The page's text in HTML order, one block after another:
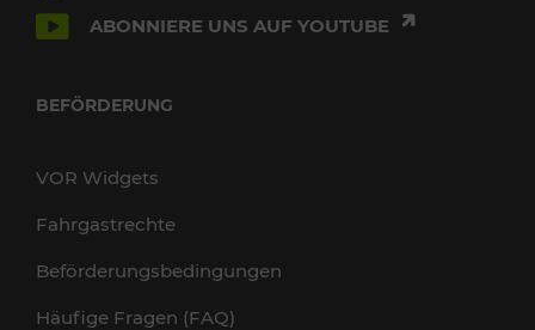
ABONNIERE UNS AUF YOUTUBE
BEFÖRDERUNG
VOR Widgets
Fahrgastrechte
Beförderungsbedingungen
Häufige Fragen (FAQ)